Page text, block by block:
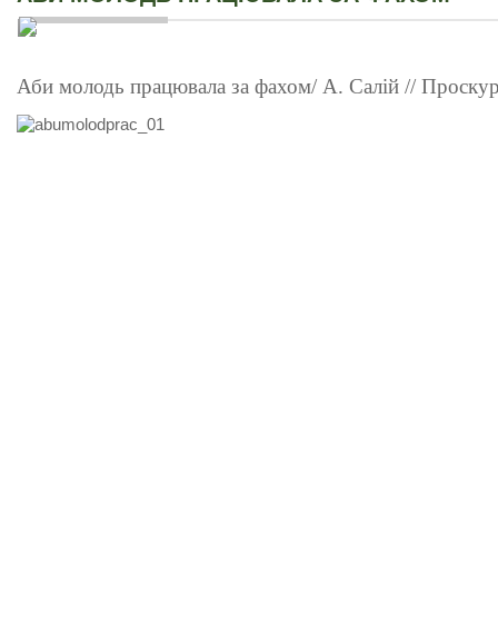
Аби молодь працювала за фахом/ А. Салій //